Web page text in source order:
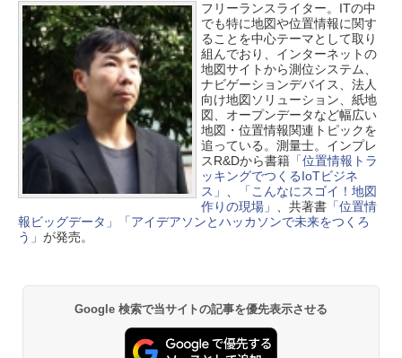
フリーランスライター。ITの中
でも特に地図や位置情報に関す
ることを中心テーマとして取り
組んでおり、インターネットの
地図サイトから測位システム、
ナビゲーションデバイス、法人
向け地図ソリューション、紙地
図、オープンデータなど幅広い
地図・位置情報関連トピックを
追っている。測量士。インプレ
スR&Dから書籍「位置情報トラ
ッキングでつくるIoTビジネ
ス」 、
「こんなにスゴイ！地図
作りの現場」 、共著書「位置情
報ビッグデータ」
「アイデアソンとハッカソンで未来をつくろ
う」 が発売。
Google 検索で当サイトの記事を優先表示させる